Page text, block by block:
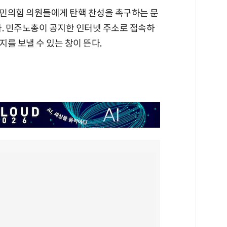
의힘 의원들에게 탄핵 찬성을 촉구하는 문
주노총이 공지한 인터넷 주소로 접속하
를 보낼 수 있는 창이 뜬다.